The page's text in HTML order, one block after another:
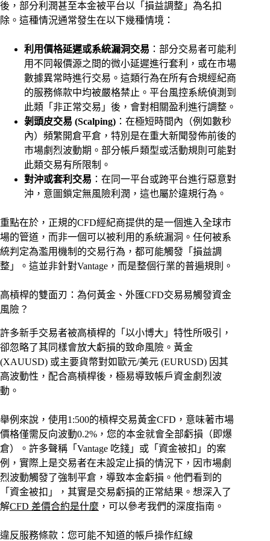
後，部分利潤甚至本金被平台以「損益調整」為名扣
除。這種情況通常發生在以下幾種情境：
利用價格延遲或系統漏洞交易 ：部分交易者可能利
用不同報價源之間的微小延遲進行套利，或在市場
數據異常時進行交易。這類行為在所有合規經紀商
的服務條款中均被嚴格禁止。平台風控系統偵測到
此類「非正常交易」後，會對相關盈利進行調整。
剝頭皮交易 (Scalping) ：在極短時間內（例如數秒
內）頻繁開倉平倉，特別是在重大新聞發佈前後的
市場劇烈波動期。部分帳戶類型或活動規則可能對
此類交易有所限制。
對沖或套利交易 ：在同一平台或跨平台進行惡意對
沖，意圖鎖定無風險利潤，這也屬於違規行為。
重點在於，正規的CFD經紀商提供的是一個進入全球市
場的管道，而非一個可以被利用的系統漏洞。任何被系
統判定為濫用機制的交易行為，都可能觸發「損益調
整」。這並非針對Vantage，而是整個行業的普遍規則。
高槓桿的雙面刃：為何黃金、外匯CFD交易易觸發資金
風險？
許多新手交易者被高槓桿的「以小博大」特性所吸引，
卻忽略了其同樣會放大虧損的致命風險。黃金
(XAUUSD) 或主要貨幣對如歐元/美元 (EURUSD) 因其
高波動性，配合高槓桿後，極易導致帳戶資金劇烈波
動。
舉例來說，使用1:500的槓桿交易黃金CFD，意味著市場
價格僅需反向波動0.2%，您的本金就會全部虧損（即爆
倉）。許多聲稱「Vantage 吃錢」或「資金被扣」的案
例，實際上是交易者在未設定止損的情況下，因市場劇
烈波動觸發了強制平倉，導致本金虧損。他們看到的
「資金被扣」，其實是交易虧損的正常結果。想深入了
解CFD 差價合約是什麼 ，可以參考我們的深度指南。
違反服務條款：您可能不知道的帳戶操作紅線